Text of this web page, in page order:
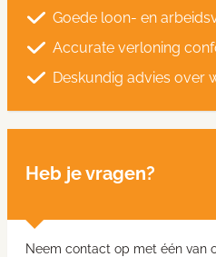
Goede loon- en
Accurate verloning
Deskundig advies over
Heb je vragen?
Neem contact op met één van